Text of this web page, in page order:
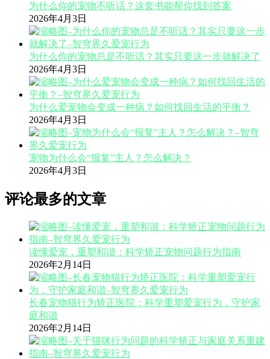
为什么你的宠物不听话？这套书能帮你找到答案
2026年4月3日
为什么你的宠物总是不听话？其实只要这一步就解决了
2026年4月3日
为什么爱宠物会变成一种病？如何找回生活的平衡？
2026年4月3日
宠物为什么会“报复”主人？怎么解决？
2026年4月3日
评论最多的文章
读懂爱宠，重塑和谐：科学矫正宠物问题行为指南
2026年2月14日
长春宠物猫行为矫正医院：科学重塑爱宠行为，守护家
庭和谐
2026年2月14日